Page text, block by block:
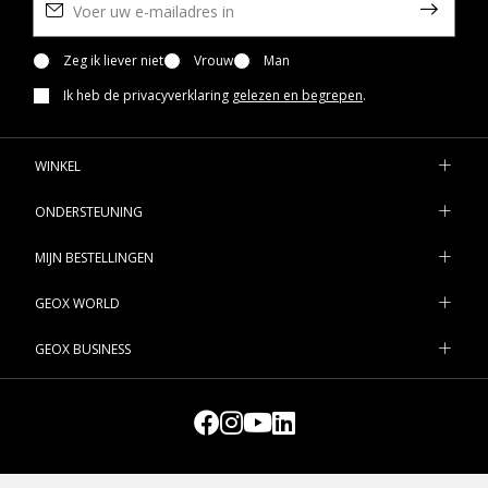
Zeg ik liever niet Vrouw
Man
Ik heb de privacyverklaring gelezen en begrepen.
WINKEL
ONDERSTEUNING
MIJN BESTELLINGEN
GEOX WORLD
GEOX BUSINESS